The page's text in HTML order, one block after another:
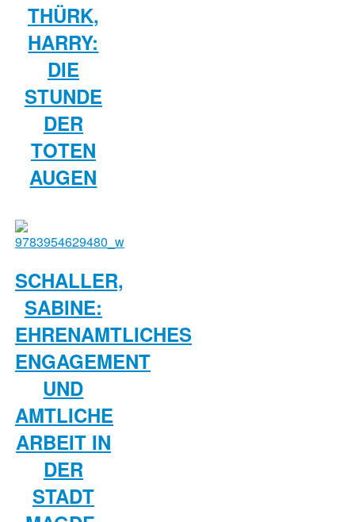
THÜRK,
HARRY:
DIE
STUNDE
DER
TOTEN
AUGEN
SCHALLER,
SABINE:
EHRENAMTLICHES
ENGAGEMENT
UND
AMTLICHE
ARBEIT IN
DER
STADT